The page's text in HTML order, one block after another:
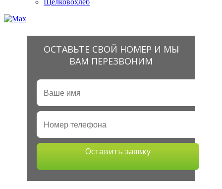
Щелковохлеб
ОСТАВЬТЕ СВОЙ НОМЕР И МЫ
ВАМ ПЕРЕЗВОНИМ
Оставить заявку